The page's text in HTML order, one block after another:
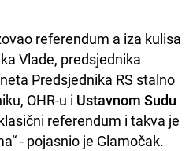
referendum a iza kulisa
Vlade, predsjednika
Predsjednika RS stalno
OHR-u i Ustavnom Sudu
referendum i takva je
- pojasnio je Glamočak.